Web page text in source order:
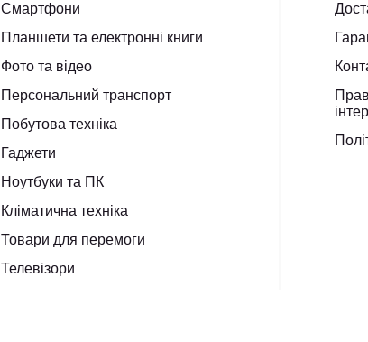
Смартфони
Планшети та електронні книги
Фото та відео
Персональний транспорт
Побутова техніка
Гаджети
Ноутбуки та ПК
Кліматична техніка
Товари для перемоги
Телевізори